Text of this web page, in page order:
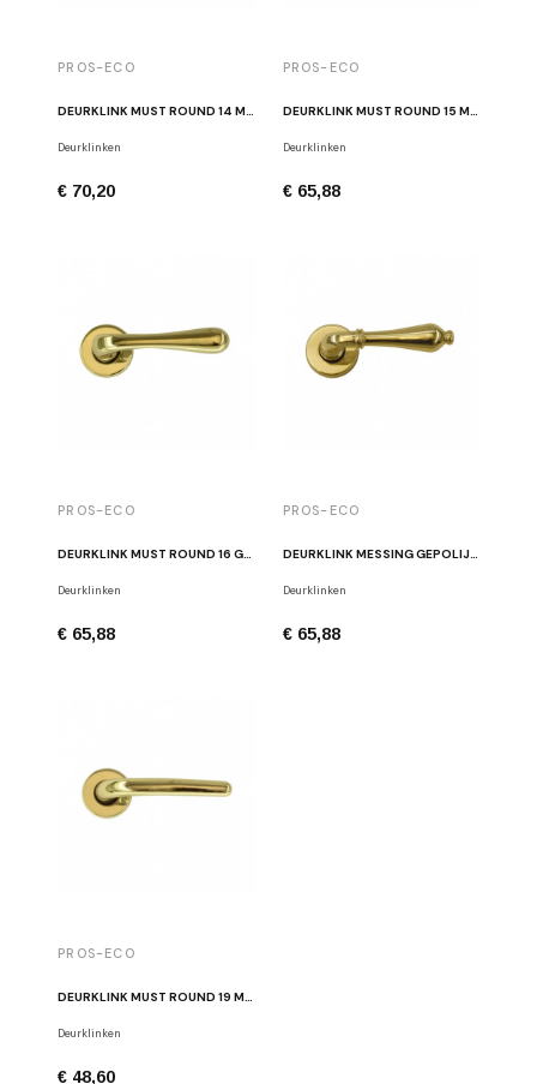
PROS-ECO
Deurklinken
€ 70,20
PROS-ECO
Deurklinken
€ 65,88
PROS-ECO
DEURKLINK MUST ROUND 16 GEPOLIJST MESSING
Deurklinken
€ 65,88
PROS-ECO
DEURKLINK MESSING GEPOLIJST MUST ROUND 18 OL
Deurklinken
€ 65,88
PROS-ECO
DEURKLINK MUST ROUND 19 MESSING GEPOLIJST
Deurklinken
€ 48,60